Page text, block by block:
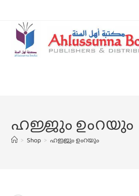
ഹജ്ജും ഉംറയും
> Shop > ഹജ്ജും ഉംറയും